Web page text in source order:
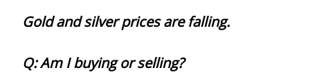
Gold and silver prices are falling.
Q: Am I buying or selling?